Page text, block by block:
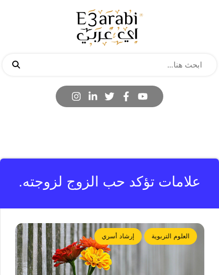
علامات تؤكد حب الزوج لزوجته.
العلوم التربوية إرشاد أسري